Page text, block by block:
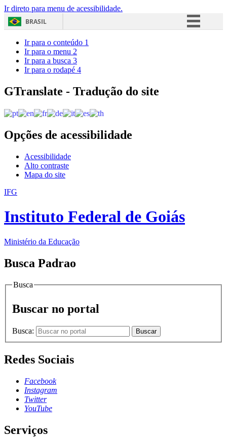
Ir direto para menu de acessibilidade.
BRASIL
Acesso à informação
Ir para o conteúdo 1
Ir para o menu 2
Ir para a busca 3
Ir para o rodapé 4
GTranslate - Tradução do site
Opções de acessibilidade
Acessibilidade
Alto contraste
Mapa do site
IFG
Instituto Federal de Goiás
Ministério da Educação
Busca Padrao
Busca
Buscar no portal
Busca: Buscar
Redes Sociais
Facebook
Instagram
Twitter
YouTube
Serviços